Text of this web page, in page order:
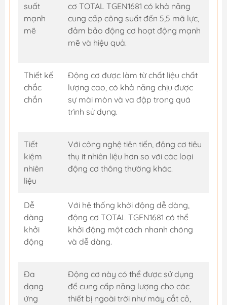
suất
mạnh
mẽ
cơ TOTAL TGEN1681 có khả năng
cung cấp công suất đến 5,5 mã lực,
đảm bảo động cơ hoạt động mạnh
mẽ và hiệu quả.
Thiết kế
chắc
chắn
Động cơ được làm từ chất liệu chất
lượng cao, có khả năng chịu được
sự mài mòn và va đập trong quá
trình sử dụng.
Tiết
kiệm
nhiên
liệu
Với công nghệ tiên tiến, động cơ tiêu
thụ ít nhiên liệu hơn so với các loại
động cơ thông thường khác.
Dễ
dàng
khởi
động
Với hệ thống khởi động dễ dàng,
động cơ TOTAL TGEN1681 có thể
khởi động một cách nhanh chóng
và dễ dàng.
Đa
dạng
ứng
Động cơ này có thể được sử dụng
để cung cấp năng lượng cho các
thiết bị ngoài trời như máy cắt cỏ,